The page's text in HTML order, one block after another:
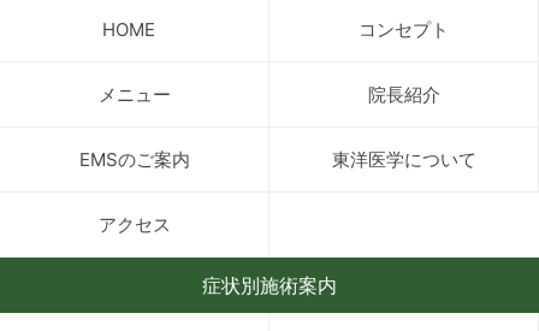
HOME コンセプト
メニュー 院長紹介
EMSのご案内 東洋医学について
アクセス
症状別施術案内